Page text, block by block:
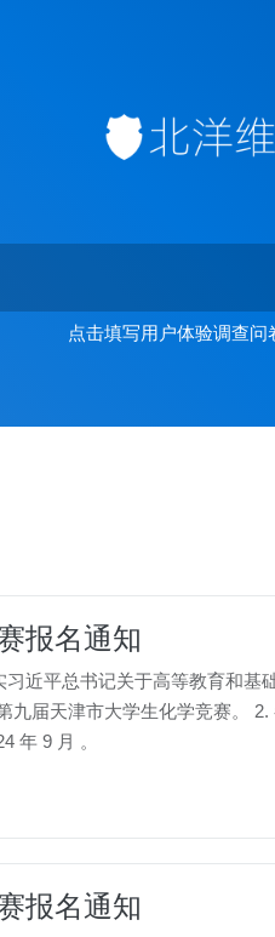
点击填写用户体验调查问
报名通知
近平总书记关于高等教育和
届天津市大学生化学竞赛。
年 9 月 。
报名通知